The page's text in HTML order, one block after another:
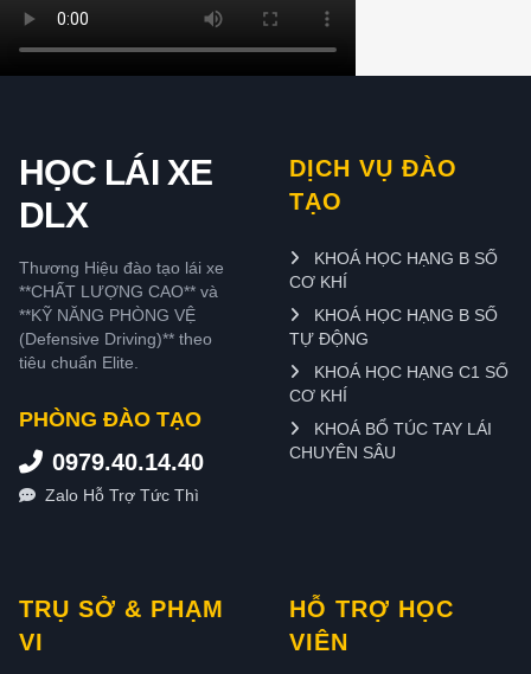
HỌC LÁI XE
DLX
Thương Hiệu đào tạo lái xe
**CHẤT LƯỢNG CAO** và
**KỸ NĂNG PHÒNG VỆ
(Defensive Driving)** theo
tiêu chuẩn Elite.
PHÒNG ĐÀO TẠO
0979.40.14.40
Zalo Hỗ Trợ Tức Thì
DỊCH VỤ ĐÀO
TẠO
KHOÁ HỌC HẠNG B SỐ
CƠ KHÍ
KHOÁ HỌC HẠNG B SỐ
TỰ ĐỘNG
KHOÁ HỌC HẠNG C1 SỐ
CƠ KHÍ
KHOÁ BỔ TÚC TAY LÁI
CHUYÊN SÂU
TRỤ SỞ & PHẠM
VI
HỖ TRỢ HỌC
VIÊN